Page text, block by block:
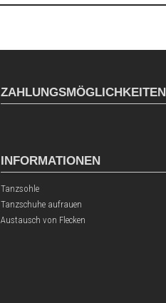
ZAHLUNGSMÖGLICHKEITEN
INFORMATIONEN
Tanzsohle
Tanzschuhe aufrauen
Austausch von Flecken